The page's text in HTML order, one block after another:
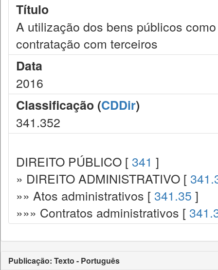
Título
A utilização dos bens públicos
contratação com terceiros
Data
2016
Classificação (CDDir)
341.352
DIREITO PÚBLICO [ 341 ]
» DIREITO ADMINISTRATIVO [
»» Atos administrativos [ 341.35 ]
»»» Contratos administrativos [
Publicação: Texto - Português